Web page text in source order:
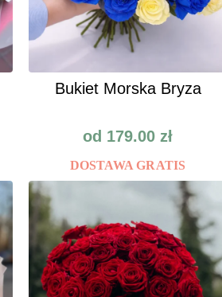
Bukiet Morska Bryza
od 179.00 zł
DOSTAWA GRATIS